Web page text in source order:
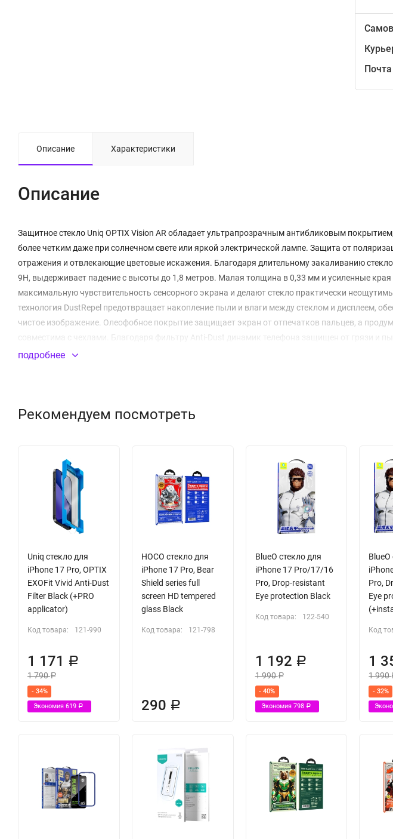
Почта
Описание Характеристики
Описание
Защитное стекло Uniq OPTIX Vision AR обладает ультрапрозрачным антибликовым
более четким даже при солнечном свете или яркой электрической лампе. Защита от
отражения и отвлекающие цветовые искажения. Благодаря длительному закаливанию
9H, выдерживает падение с высоты до 1,8 метров. Малая толщина в 0,33 мм и усиленные
максимальную чувствительность сенсорного экрана и делают стекло практически
технология DustRepel предотвращает накопление пыли и влаги между стеклом и дисплеем,
чистое изображение. Олеофобное покрытие защищает экран от отпечатков пальцев, а
совместима с чехлами. Благодаря фильтру Anti-Dust динамик телефона защищен от грязи и
режиме. Стекло легко наносится и не отслаивается. В комплекте - набор для очистки экрана и
Класс прочности: 9H
Прошло испытания на ударопрочность
Защитное покрытие от излучения смартфона
Олеофобное покрытие, не оставляет отпечатков
Антистатическая технология DustRepel ™
В комплекте инсталлер для легкой установки
подробнее
Рекомендуем посмотреть
Uniq стекло для
iPhone 17 Pro, OPTIX
EXOFit Vivid Anti-Dust
Filter Black (+PRO
applicator)
Код товара: 121-990
1 171 Р
1 790Р
- 34%
Экономия 619 Р
HOCO стекло для
iPhone 17 Pro, Bear
Shield series full
screen HD tempered
glass Black
Код товара: 121-798
290 Р
BlueO стекло для
iPhone 17 Pro/17/16
Pro, Drop-resistant
Eye protection Black
Код товара: 122-540
1 192 Р
1 990Р
- 40%
Экономия 798 Р
BlueO
Pro,
Eye
Код
1
1 990
- 32%